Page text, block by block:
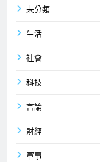
未分類
生活
社會
科技
言論
財經
軍事